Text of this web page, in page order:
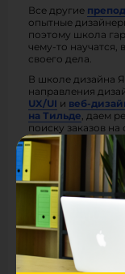
Все другие
опытные
поэтому школа
чему-то научатся,
своего дела.
В школе дизайна
направления
UX/UI и веб-
на Тильде, даем
поиску заказов на
Программы наших
обновляются,
требованиям
Наша главная
можете
соответствующих